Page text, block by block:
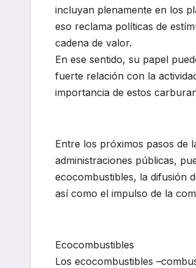
incluyan plenamente en los
eso reclama políticas de
cadena de valor.
En ese sentido, su papel
fuerte relación con la
importancia de estos
Entre los próximos pasos de
administraciones públicas,
ecocombustibles, la difusión
así como el impulso de la
Ecocombustibles
Los ecocombustibles